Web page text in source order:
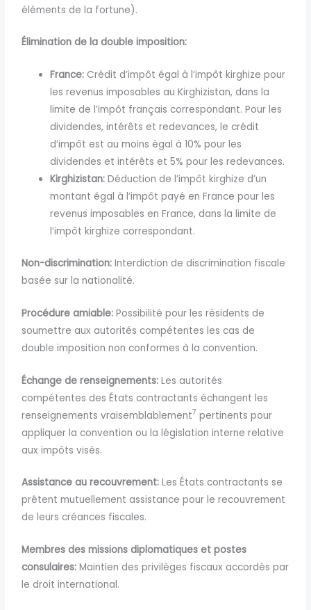
éléments de la fortune).
Élimination de la double imposition:
France: Crédit d’impôt égal à l’impôt kirghize pour
les revenus imposables au Kirghizistan, dans la
limite de l’impôt français correspondant. Pour les
dividendes, intérêts et redevances, le crédit
d’impôt est au moins égal à 10% pour les
dividendes et intérêts et 5% pour les redevances.
Kirghizistan: Déduction de l’impôt kirghize d’un
montant égal à l’impôt payé en France pour les
revenus imposables en France, dans la limite de
l’impôt kirghize correspondant.
Non-discrimination: Interdiction de discrimination fiscale
basée sur la nationalité.
Procédure amiable: Possibilité pour les résidents de
soumettre aux autorités compétentes les cas de
double imposition non conformes à la convention.
Échange de renseignements: Les autorités
compétentes des États contractants échangent les
renseignements vraisemblablement7 pertinents pour
appliquer la convention ou la législation interne relative
aux impôts visés.
Assistance au recouvrement: Les États contractants se
prêtent mutuellement assistance pour le recouvrement
de leurs créances fiscales.
Membres des missions diplomatiques et postes
consulaires: Maintien des privilèges fiscaux accordés par
le droit international.